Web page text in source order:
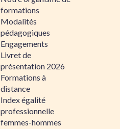
formations
Modalités
pédagogiques
Engagements
Livret de
présentation 2026
Formations à
distance
Index égalité
professionnelle
femmes-hommes